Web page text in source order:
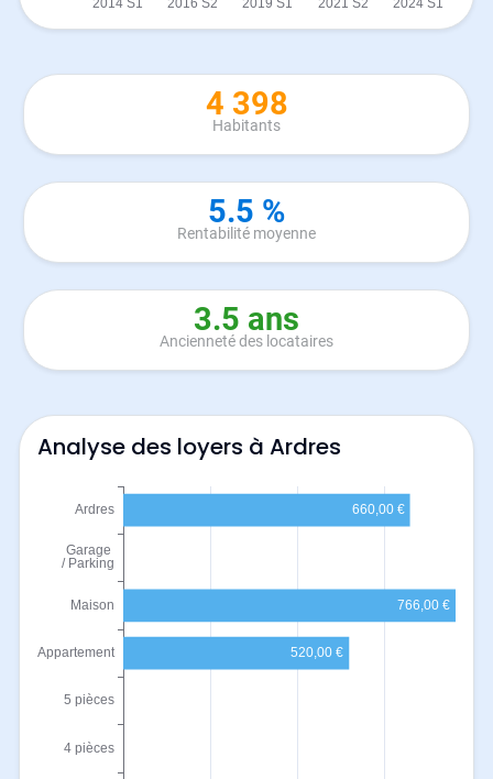
4 398
Habitants
5.5 %
Rentabilité moyenne
3.5 ans
Ancienneté des locataires
Analyse des loyers à Ardres